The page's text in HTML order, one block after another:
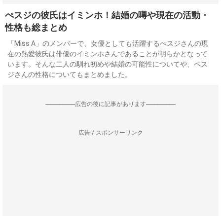
ぺスジの彼氏はイミンホ！結婚の噂や現在の活動・
性格も総まとめ
「Miss A」のメンバーで、女優としても活躍するぺスジさんの現
在の熱愛彼氏は俳優のイミンホさんであることが明らかとなって
います。そんな二人の馴れ初めや結婚の可能性についてや、ペス
ジさんの性格についてもまとめました。
--------------------広告の後に記事があります--------------------
広告 / スポンサーリンク